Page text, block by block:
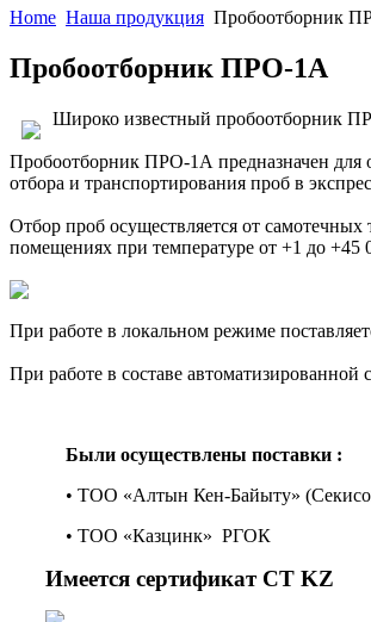
Home Наша продукция Пробоотборник
Пробоотборник ПРО-1А
Широко известный пробоотборник
Пробоотборник ПРО-1А предназначен для
отбора и транспортирования проб в
Отбор проб осуществляется от
помещениях при температуре от +1 до +45
При работе в локальном режиме
При работе в составе
Были осуществлены поставки :
• ТОО «Алтын Кен-Байыту»
• ТОО «Казцинк» РГОК
Имеется сертификат СТ KZ